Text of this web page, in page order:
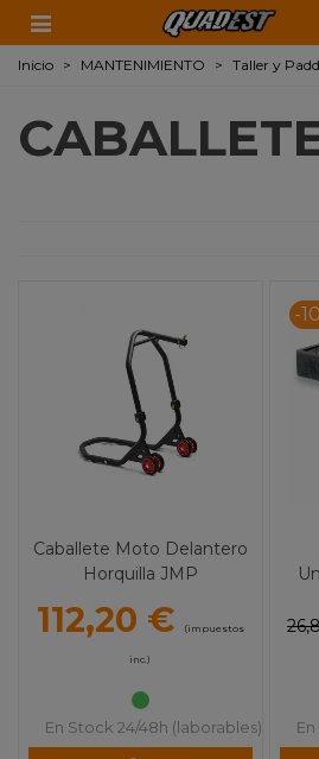
Inicio > MANTENIMIENTO > Taller y
Caballete Moto Delantero
Horquilla JMP
112,20 € (impuestos
inc.)
En Stock 24/48h (laborables)
-